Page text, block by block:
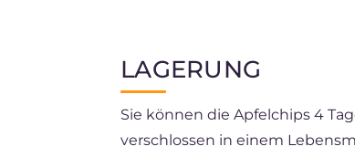
LAGERUNG
Sie können die Apfelchips 4
verschlossen in einem